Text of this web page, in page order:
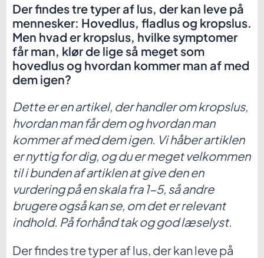
Der findes tre typer af lus, der kan leve på
mennesker: Hovedlus, fladlus og kropslus.
Men hvad er kropslus, hvilke symptomer
får man, klør de lige så meget som
hovedlus og hvordan kommer man af med
dem igen?
Dette er en artikel, der handler om kropslus,
hvordan man får dem og hvordan man
kommer af med dem igen. Vi håber artiklen
er nyttig for dig, og du er meget velkommen
til i bunden af artiklen at give den en
vurdering på en skala fra 1-5, så andre
brugere også kan se, om det er relevant
indhold. På forhånd tak og god læselyst.
Der findes tre typer af lus, der kan leve på